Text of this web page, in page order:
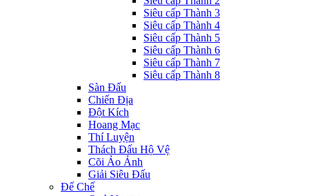
Siêu cấp Thành 3
Siêu cấp Thành 4
Siêu cấp Thành 5
Siêu cấp Thành 6
Siêu cấp Thành 7
Siêu cấp Thành 8
Sàn Đấu
Chiến Địa
Đột Kích
Hoang Mạc
Thí Luyện
Thách Đấu Hộ Vệ
Cõi Ảo Ảnh
Giải Siêu Đấu
Đế Chế